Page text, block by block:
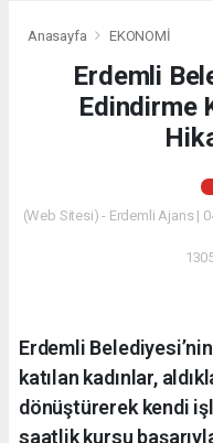
Anasayfa EKONOMİ
Erdemli
Edindirme
(Web Sitesi) - Erdemli Ajans |
Erdemli
katılan kadınlar,
dönüştürerek kendi
saatlik kursu